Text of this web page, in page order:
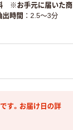
アスクル商品環境スコ
※お手元に届いた商
出時間
2.5～3分
す。お届け日の詳